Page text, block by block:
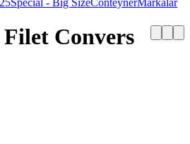
Filet Convers